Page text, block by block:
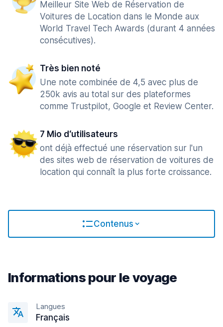
Meilleur Site Web de Réservation de
Voitures de Location dans le Monde aux
World Travel Tech Awards (durant 4 années
consécutives).
Très bien noté
Une note combinée de 4,5 avec plus de
250k avis au total sur des plateformes
comme Trustpilot, Google et Review Center.
7 Mio d‘utilisateurs
ont déjà effectué une réservation sur l'un
des sites web de réservation de voitures de
location qui connaît la plus forte croissance.
Contenus
Informations pour le voyage
Langues
Français